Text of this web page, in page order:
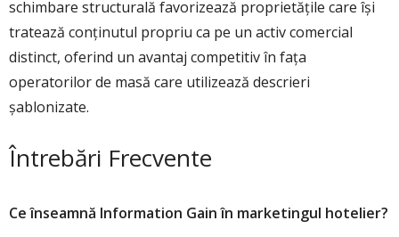
schimbare structurală favorizează proprietățile care își
tratează conținutul propriu ca pe un activ comercial
distinct, oferind un avantaj competitiv în fața
operatorilor de masă care utilizează descrieri
șablonizate.
Întrebări Frecvente
Ce înseamnă Information Gain în marketingul hotelier?